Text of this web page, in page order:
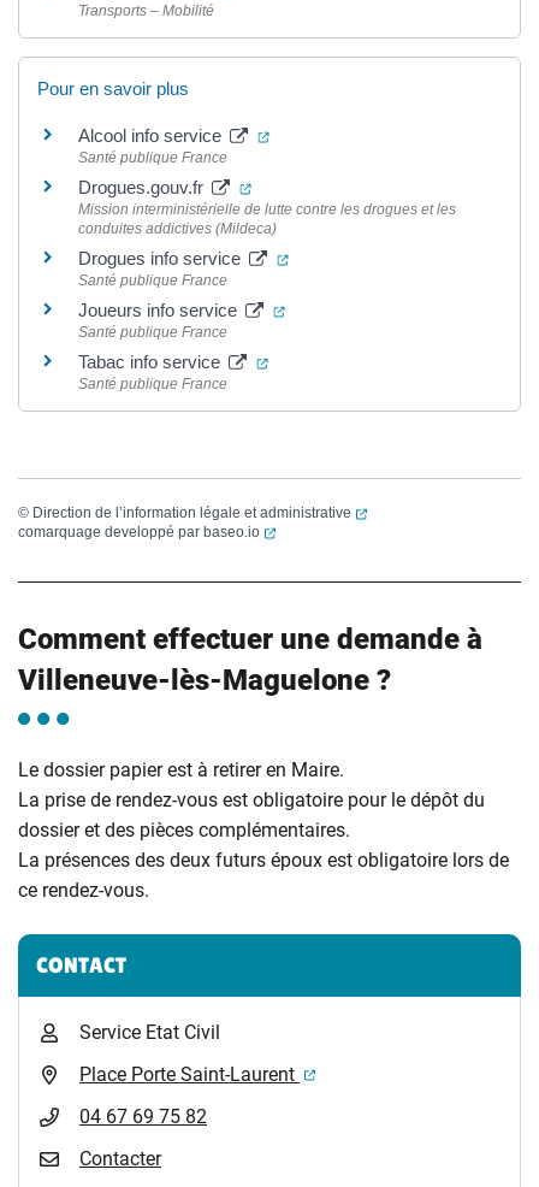
Transports – Mobilité
Pour en savoir plus
Alcool info service (ouverture dans un nouvel onglet)
Santé publique France
Drogues.gouv.fr (ouverture dans un nouvel onglet)
Mission interministérielle de lutte contre les drogues et les
conduites addictives (Mildeca)
Drogues info service (ouverture dans un nouvel
Santé publique France
Joueurs info service (ouverture dans un nouvel
Santé publique France
Tabac info service (ouverture dans un nouvel onglet)
Santé publique France
© Direction de l’information légale et administrative
(ouverture dans un
comarquage developpé par baseo.io (ouverture dans un nouvel onglet)
Comment effectuer une demande à
Villeneuve-lès-Maguelone ?
Le dossier papier est à retirer en Maire.
La prise de rendez-vous est obligatoire pour le dépôt du
dossier et des pièces complémentaires.
La présences des deux futurs époux est obligatoire lors de
ce rendez-vous.
Informations complémentaires
CONTACT
Service Etat Civil
Place Porte Saint-Laurent
(ouverture dans un
04 67 69 75 82
Contacter